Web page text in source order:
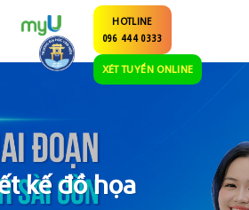
HOTLINE
096 444 0333
XÉT TUYỂN ONLINE
kế đồ họa